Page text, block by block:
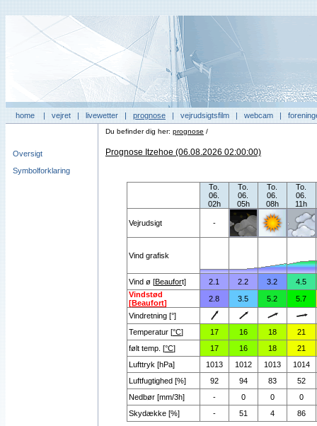
home|vejret|livewetter|prognose|vejrudsigtsfilm|webcam|
Oversigt
Symbolforklaring
Du befinder dig her: prognose /
Prognose Itzehoe (06.08.2026 02:00:00)
To.
06.
02h
To.
06.
05h
To.
06.
08h
To.
06.
11h
Vejrudsigt -
Vind grafisk
Vind ø [Beaufort] 2.1 2.2 3.2
4.5
Vindstød
[Beaufort] 2.8 3.5 5.2
5.7
Vindretning [°]
Temperatur [°C] 17 16 18
21
følt temp. [°C] 17 16 18
21
Lufttryk [hPa]
1013 1012 1013
1014
Luftfugtighed [%]
92 94 83
52
Nedbør [mm/3h]
- 0 0
0
Skydække [%]
- 51 4 86